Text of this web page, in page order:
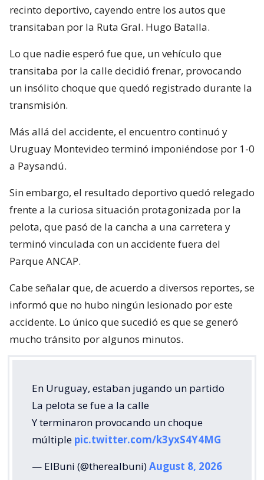
recinto deportivo, cayendo entre los autos que
transitaban por la Ruta Gral. Hugo Batalla.
Lo que nadie esperó fue que, un vehículo que
transitaba por la calle decidió frenar, provocando
un insólito choque que quedó registrado durante la
transmisión.
Más allá del accidente, el encuentro continuó y
Uruguay Montevideo terminó imponiéndose por 1-0
a Paysandú.
Sin embargo, el resultado deportivo quedó relegado
frente a la curiosa situación protagonizada por la
pelota, que pasó de la cancha a una carretera y
terminó vinculada con un accidente fuera del
Parque ANCAP.
Cabe señalar que, de acuerdo a diversos reportes, se
informó que no hubo ningún lesionado por este
accidente. Lo único que sucedió es que se generó
mucho tránsito por algunos minutos.
En Uruguay, estaban jugando un partido
La pelota se fue a la calle
Y terminaron provocando un choque
múltiple pic.twitter.com/k3yxS4Y4MG
— ElBuni (@therealbuni)August 8, 2026